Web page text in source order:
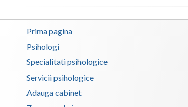
Prima pagina
Psihologi
Specialitati psihologice
Servicii psihologice
Adauga cabinet